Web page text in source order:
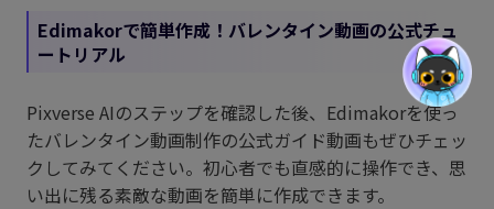
Edimakorで簡単作成！バレンタイン動画の公式チュ
ートリアル
Pixverse AIのステップを確認した後、Edimakorを使っ
たバレンタイン動画制作の公式ガイド動画もぜひチェッ
クしてみてください。初心者でも直感的に操作でき、思
い出に残る素敵な動画を簡単に作成できます。